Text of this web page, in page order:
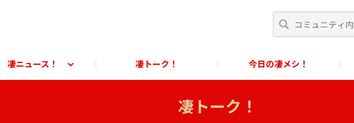
凄ニュース！ 凄トーク！ 今日の凄メシ！
凄トーク！